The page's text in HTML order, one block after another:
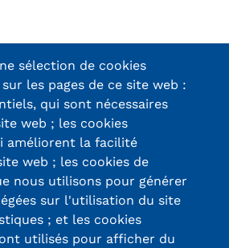
au Cnam
partenaires
Cnam
Pagination
Page
suivante
Suivant ›
Dernière
page
Dernier »
Certifications /
Labels qualité
sélection de cookies
les pages de ce site web :
qui sont nécessaires
web ; les cookies
améliorent la facilité
web ; les cookies de
nous utilisons pour générer
sur l'utilisation du site
; et les cookies
utilisés pour afficher du